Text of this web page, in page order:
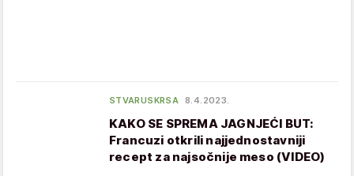
STVARUSKRSA 8.4.2023.
KAKO SE SPREMA JAGNJEĆI BUT:
Francuzi otkrili najjednostavniji
recept za najsočnije meso (VIDEO)